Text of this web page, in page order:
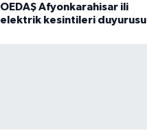
OEDAŞ Afyonkarahisar ili
elektrik kesintileri duyurusu